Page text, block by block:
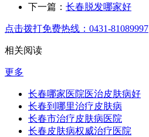
下一篇： 长春脱发哪家好
点击拨打免费热线：0431-81089997
相关阅读
更多
长春哪家医院医治皮肤病好
长春到哪里治疗皮肤病
长春市治疗皮肤病医院
长春皮肤病权威治疗医院